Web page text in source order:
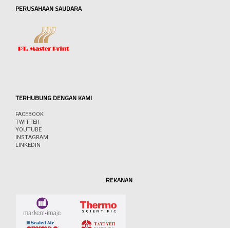
PERUSAHAAN SAUDARA
TERHUBUNG DENGAN KAMI
FACEBOOK
TWITTER
YOUTUBE
INSTAGRAM
LINKEDIN
REKANAN